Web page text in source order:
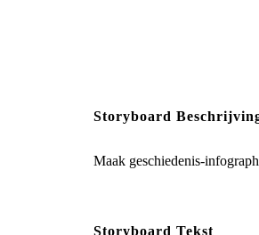
Storyboard
Maak geschiedenis-
Storyboard Tekst